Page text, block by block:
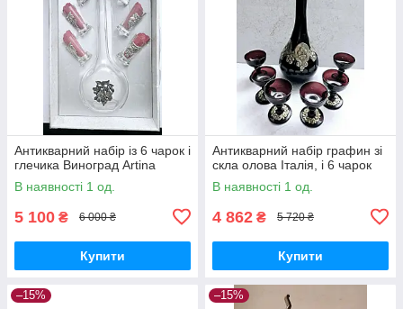
Антикварний набір із 6 чарок і
глечика Виноград Artina
В наявності 1 од.
5 100 ₴ 6 000 ₴
Купити
Антикварний набір графин зі
скла олова Італія, і 6 чарок
В наявності 1 од.
4 862 ₴ 5 720 ₴
Купити
–15% –15%